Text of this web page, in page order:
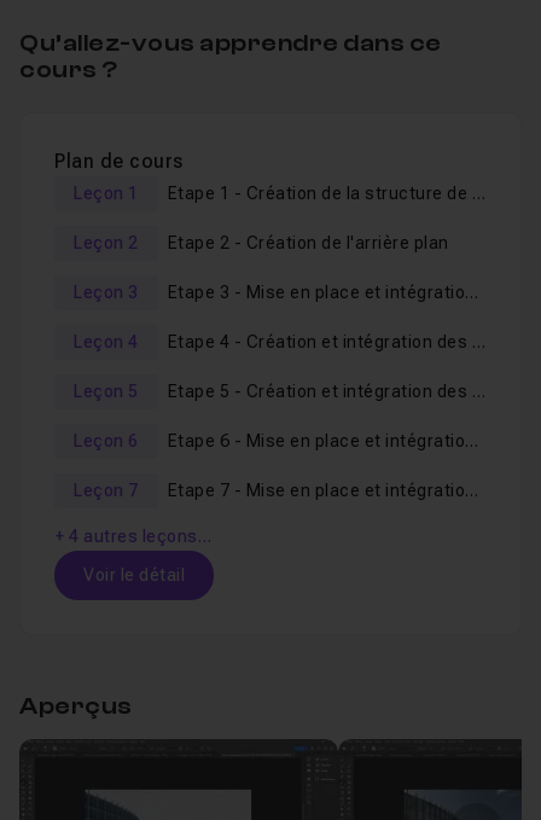
Photoshop, en particulier les masques de fusions, la
gestion générale des calques, l'utilisation des calques
Si vous n'êtes pas encore familier de ces outils et que
ce type de rendu vous intéresse, alors je vous invite
Photomontage Créatif Simple par la Pratique " ainsi que
les bundle plus avancé dans lesquels je détaille plus
des bases solides pour suivre aisément et profiter
pleinement de cette formation avancée.
afin d'obtenir des réponses à vos soucis. Je reste à
votre disposition pour toutes questions.
Parce que j'avance en temps réel sans
n'hésitez pas si le besoin s'en fait sentir, à accélérer la
vidéo, l'outil de visionnage le permet.
suite dans la première vidéo de cet atelier pratique.
Qu’allez-vous apprendre dans ce
cours ?
Plan de cours
Leçon 1 Etape 1 - Création de la structure de groupes et récupération des exports 3D
Leçon 2 Etape 2 - Création de l'arrière plan
Leçon 3 Etape 3 - Mise en place et intégration de la pelouse
Leçon 4 Etape 4 - Création et intégration des textures de batiments partie 1
Leçon 5 Etape 5 - Création et intégration des textures de batiments partie 2
Leçon 6 Etape 6 - Mise en place et intégration de la végétation partie 1
Leçon 7 Etape 7 - Mise en place et intégration de la végétation partie 2
+ 4 autres leçons…
Voir le détail
Etape 2 - Création de l'arrière plan
Aperçus